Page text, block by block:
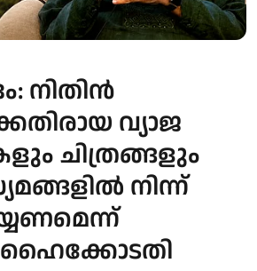
നിതിന്‍
വ്യാജ
ചിത്രങ്ങളും
നിന്ന്